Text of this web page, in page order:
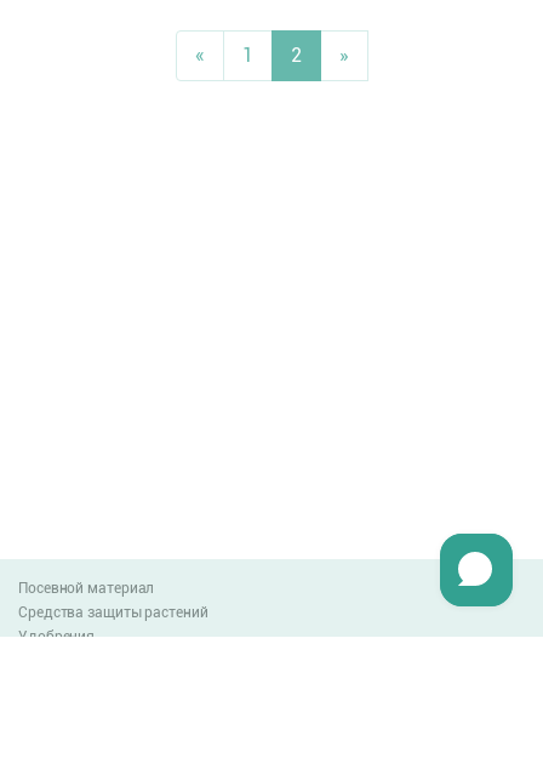
« 1 2 »
Посевной материал
Средства защиты растений
Удобрения